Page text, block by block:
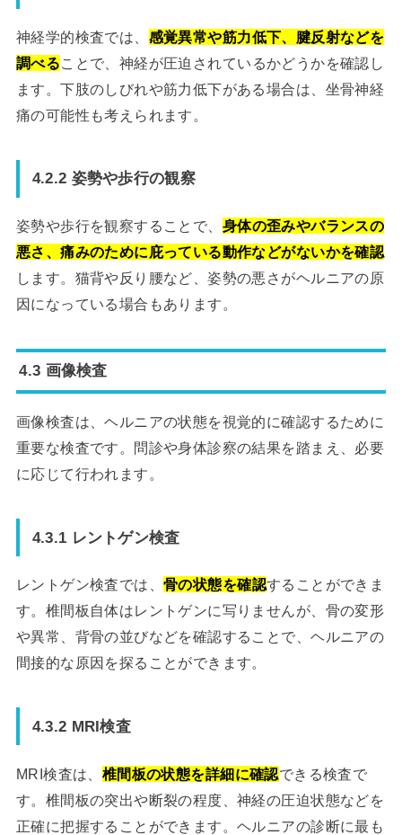
神経学的検査では、 感覚異常や筋力低下、腱反射などを
調べることで、神経が圧迫されているかどうかを確認し
ます。下肢のしびれや筋力低下がある場合は、坐骨神経
痛の可能性も考えられます。
4.2.2 姿勢や歩行の観察
姿勢や歩行を観察することで、 身体の歪みやバランスの
悪さ、痛みのために庇っている動作などがないかを確認
します。猫背や反り腰など、姿勢の悪さがヘルニアの原
因になっている場合もあります。
4.3 画像検査
画像検査は、ヘルニアの状態を視覚的に確認するために
重要な検査です。問診や身体診察の結果を踏まえ、必要
に応じて行われます。
4.3.1 レントゲン検査
レントゲン検査では、骨の状態を確認することができま
す。椎間板自体はレントゲンに写りませんが、骨の変形
や異常、背骨の並びなどを確認することで、ヘルニアの
間接的な原因を探ることができます。
4.3.2 MRI検査
MRI検査は、 椎間板の状態を詳細に確認できる検査で
す。椎間板の突出や断裂の程度、神経の圧迫状態などを
正確に把握することができます。ヘルニアの診断に最も